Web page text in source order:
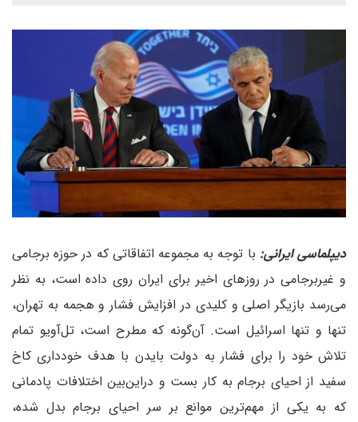
دیپلماسی ایرانی: با توجه به مجموعه اتفاقاتی که در حوزه برجامی
و غیربرجامی در روزهای اخیر برای ایران روی داده است، به نظر
می‌رسد بازیگر اصلی و کلیدی در افزایش فشار و هجمه به تهران،
تنها و تنها اسرائیل است. آن‌گونه که مطرح است، تل‌آویو تمام
تلاش خود را برای فشار به دولت بایدن با هدف خودداری کاخ
سفید از احیای برجام به کار بست و در‌این‌بین اختلافات پادمانی
که به یکی از مهم‌ترین موانع بر سر احیای برجام بدل شده،